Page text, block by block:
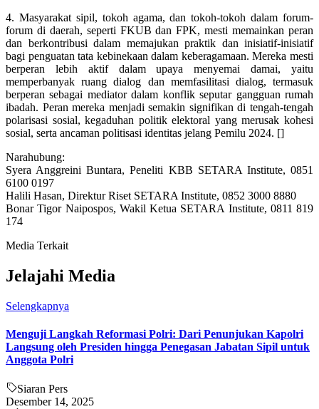
4. Masyarakat sipil, tokoh agama, dan tokoh-tokoh dalam forum-
forum di daerah, seperti FKUB dan FPK, mesti memainkan peran
dan berkontribusi dalam memajukan praktik dan inisiatif-inisiatif
bagi penguatan tata kebinekaan dalam keberagamaan. Mereka mesti
berperan lebih aktif dalam upaya menyemai damai, yaitu
memperbanyak ruang dialog dan memfasilitasi dialog, termasuk
berperan sebagai mediator dalam konflik seputar gangguan rumah
ibadah. Peran mereka menjadi semakin signifikan di tengah-tengah
polarisasi sosial, kegaduhan politik elektoral yang merusak kohesi
sosial, serta ancaman politisasi identitas jelang Pemilu 2024. []
Narahubung:
Syera Anggreini Buntara, Peneliti KBB SETARA Institute, 0851
6100 0197
Halili Hasan, Direktur Riset SETARA Institute, 0852 3000 8880
Bonar Tigor Naipospos, Wakil Ketua SETARA Institute, 0811 819
174
Media Terkait
Jelajahi Media
Selengkapnya
Menguji Langkah Reformasi Polri: Dari Penunjukan Kapolri
Langsung oleh Presiden hingga Penegasan Jabatan Sipil untuk
Anggota Polri
Siaran Pers
Desember 14, 2025